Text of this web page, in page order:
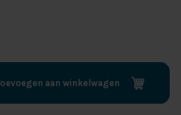
aan winkelwagen